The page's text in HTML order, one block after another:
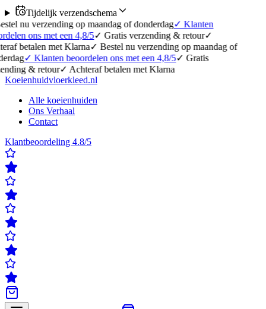
Tijdelijk verzendschema
op maandag of donderdag✓Klanten
een 4,8/5✓Gratis verzending & retour✓
met Klarna ✓Bestel nu verzending op maandag of
beoordelen ons met een 4,8/5✓Gratis
✓ Achteraf betalen met Klarna
Koeienhuidvloerkleed.nl
Alle koeienhuiden
Ons Verhaal
Contact
Klantbeoordeling 4.8/5